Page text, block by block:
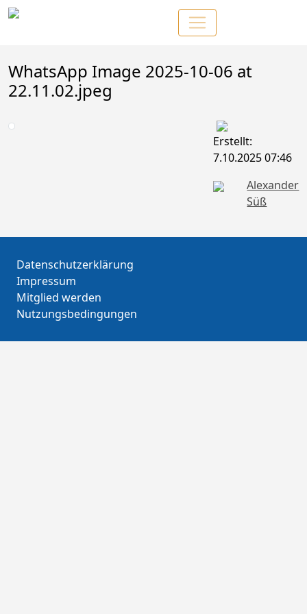
WhatsApp Image 2025-10-06 at
22.11.02.jpeg
Erstellt:
7.10.2025 07:46
Alexander
Süß
Datenschutzerklärung
Impressum
Mitglied werden
Nutzungsbedingungen